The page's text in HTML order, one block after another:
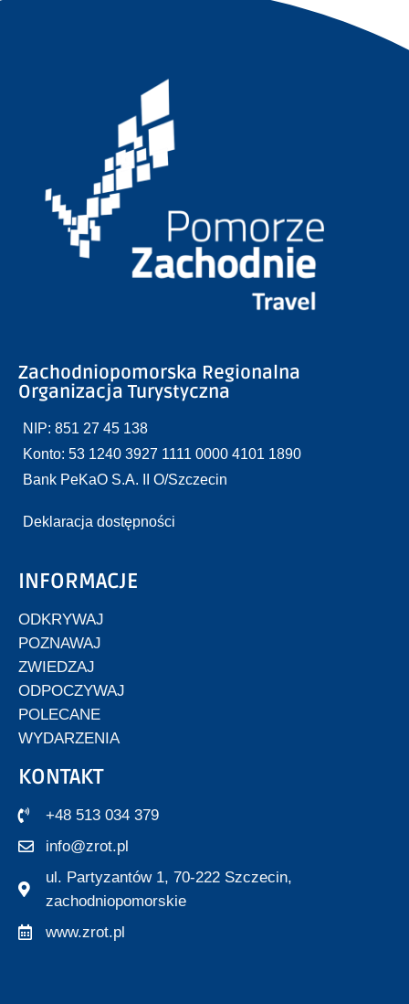
Zachodniopomorska Regionalna
Organizacja Turystyczna
NIP: 851 27 45 138
Konto: 53 1240 3927 1111 0000 4101 1890
Bank PeKaO S.A. II O/Szczecin
Deklaracja dostępności
INFORMACJE
ODKRYWAJ
POZNAWAJ
ZWIEDZAJ
ODPOCZYWAJ
POLECANE
WYDARZENIA
KONTAKT
+48 513 034 379
info@zrot.pl
ul. Partyzantów 1, 70-222 Szczecin,
zachodniopomorskie
www.zrot.pl